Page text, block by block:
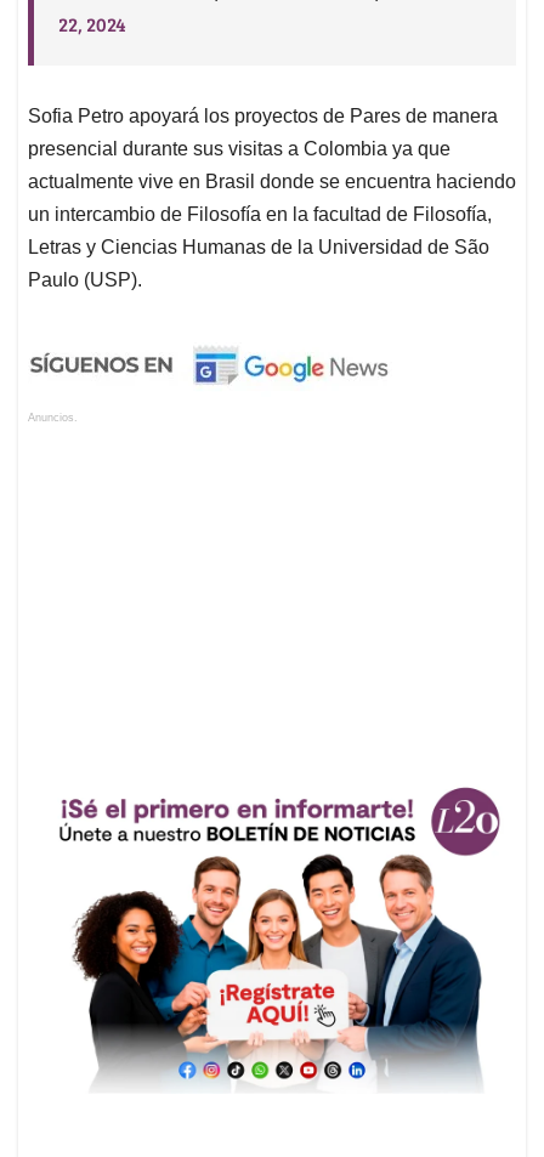
22, 2024
Sofia Petro apoyará los proyectos de Pares de manera
presencial durante sus visitas a Colombia ya que
actualmente vive en Brasil donde se encuentra haciendo
un intercambio de Filosofía en la facultad de Filosofía,
Letras y Ciencias Humanas de la Universidad de São
Paulo (USP).
Anuncios.